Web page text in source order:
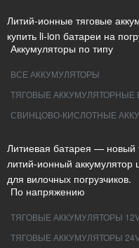
Литий-ионные тяговые
купить li-ion батареи на
Аккумуляторы по типу
ВСЕ АККУМУЛЯТОРЫ
ТЯГОВЫЕ АККУМУЛЯТОРНЫЕ
СВИНЦОВО-КИСЛОТНЫЕ
Литиевая батарея — новый
литий-ионный
для вилочных погрузчиков.
По напряжению
ТЯГОВЫЕ АККУМУЛЯТОРЫ
ТЯГОВЫЕ АККУМУЛЯТОРЫ